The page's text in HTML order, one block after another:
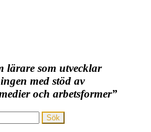
lärare som utvecklar
med stöd av
och arbetsformer”